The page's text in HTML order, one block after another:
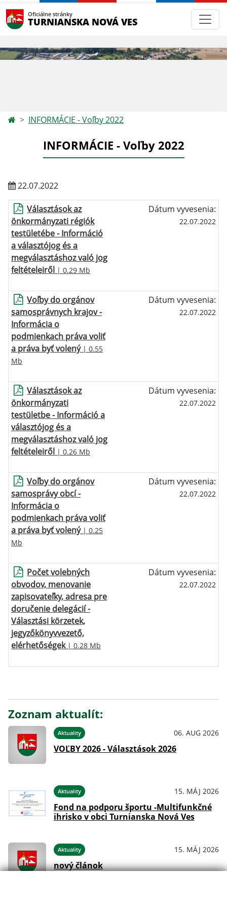
Oficiálne stránky
TURNIANSKA NOVÁ VES
INFORMÁCIE - Voľby 2022
INFORMÁCIE - Voľby 2022
22.07.2022
Választások az
önkormányzati régiók
testületébe - Információ
a választójog és a
megválasztáshoz való jog
feltételeiről | 0.29 Mb
Dátum vyvesenia:
22.07.2022
Voľby do orgánov
samosprávnych krajov -
Informácia o
podmienkach práva voliť
a práva byť volený| 0.55
Mb
Dátum vyvesenia:
22.07.2022
Választások az
önkormányzati
testületbe - Információ a
választójog és a
megválasztáshoz való jog
feltételeiről | 0.26 Mb
Dátum vyvesenia:
22.07.2022
Voľby do orgánov
samosprávy obcí -
Informácia o
podmienkach práva voliť
a práva byť volený| 0.25
Mb
Dátum vyvesenia:
22.07.2022
Počet volebných
obvodov, menovanie
zapisovateľky, adresa pre
doručenie delegácií -
Választási körzetek,
jegyzőkönyvvezető,
elérhetőségek| 0.28 Mb
Dátum vyvesenia:
22.07.2022
Zoznam aktualít:
Aktuality 06. AUG 2026
VOĽBY 2026 - Választások 2026
Aktuality 15. MÁJ 2026
Fond na podporu športu -Multifunkčné
ihrisko v obci Turnianska Nová Ves
Aktuality 15. MÁJ 2026
nový článok